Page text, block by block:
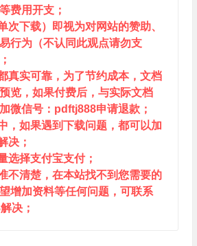
费用开支；
次下载）即视为对网站的赞助、
行为（不认同此观点请勿支
真实可靠，为了节约成本，文档
览，如果付费后，与实际文档
微信号：pdftj888申请退款；
，如果遇到下载问题，都可以加
决；
选择支付宝支付；
不清楚，在本站找不到您需要的
增加资料等任何问题，可联系
决；